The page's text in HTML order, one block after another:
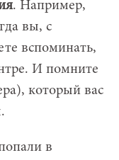
. Например,
вы, с
вспоминать,
И помните
который вас
в